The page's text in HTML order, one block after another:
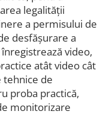
legalității
a permisului de
desfășurare a
video,
atât video cât
tehnice de
proba practică,
monitorizare